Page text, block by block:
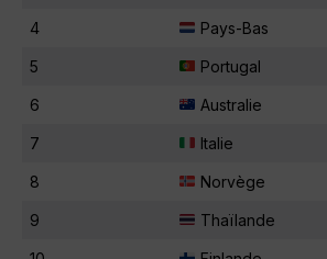
4 Pays-Bas
5 Portugal
6 Australie
7 Italie
8 Norvège
9 Thaïlande